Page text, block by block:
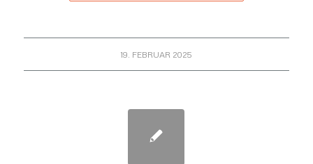
19. FEBRUAR 2025